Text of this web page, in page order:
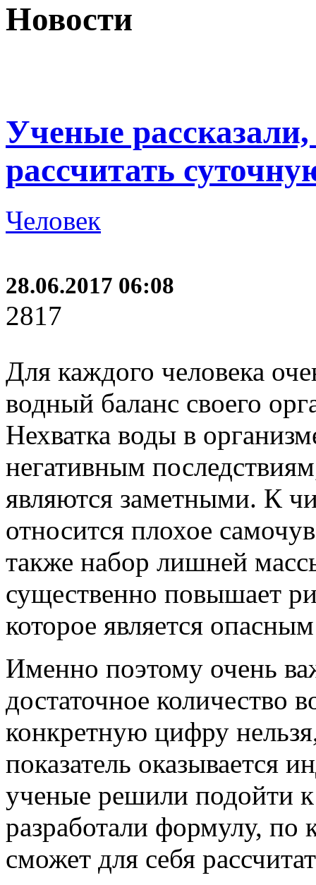
Новости
Ученые
рассчитать
Человек
28.06.2017 06:08
2817
Для каждого человека
водный баланс своего
Нехватка воды в
негативным
являются заметными. К
относится плохое
также набор лишней
существенно повышает
которое является
Именно поэтому очень
достаточное количество
конкретную цифру
показатель оказывается
ученые решили подойти
разработали формулу, по
сможет для себя